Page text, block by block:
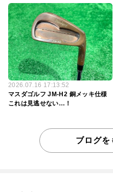
2026.07.16 17:13:52
マスダゴルフ JM-H2 銅メッキ仕様
これは見逃せない…！
ブログを